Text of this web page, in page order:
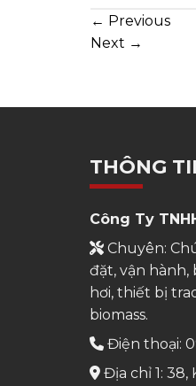
← Previous
Next →
THÔNG
Công Ty
Chuyên:
đặt, vận hành,
hơi, thiết bị
biomass.
Điện thoại:
Địa chỉ 1: 38,